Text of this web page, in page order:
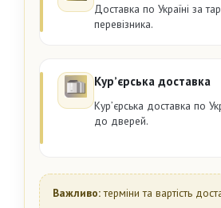
Доставка по Україні за
перевізника.
Курʼєрська доставка
Курʼєрська доставка по
до дверей.
Важливо:терміни та вартість